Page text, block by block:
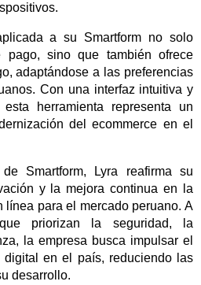
a su Smartform no solo
pago, sino que también ofrece
adaptándose a las preferencias
Con una interfaz intuitiva y
herramienta representa un
del ecommerce en el
Smartform, Lyra reafirma su
y la mejora continua en la
línea para el mercado peruano. A
priorizan la seguridad, la
la empresa busca impulsar el
digital en el país, reduciendo las
desarrollo.